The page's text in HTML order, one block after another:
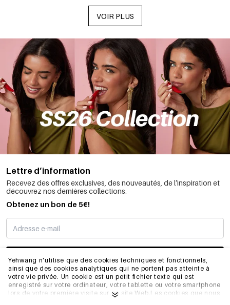
Yehwang n'utilise que des cookies techniques et fonctionnels,
ainsi que des cookies analytiques qui ne portent pas atteinte à
votre vie privée. Un cookie est un petit fichier texte qui est
enregistré sur votre ordinateur, votre tablette ou votre smartphone
lors de votre première visite sur ce site Web.Les cookies que nous
VOIR PLUS
Lettre d’information
Recevez des offres exclusives, des nouveautés, de l’inspiration et
découvrez nos dernières collections.
Obtenez un bon de 5€!
JE M’INSCRIS
INFORMATIONS